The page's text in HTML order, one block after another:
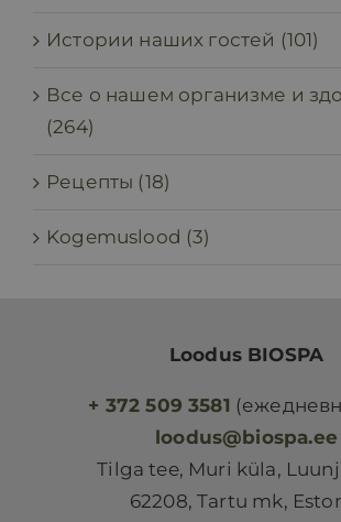
Истории наших гостей (101)
Все о нашем организме и
(264)
Рецепты (18)
Kogemuslood (3)
Loodus BIOSPA
+ 372 509 3581
loodus@biospa.ee
Tilga tee, Muri küla,
62208, Tartu mk,